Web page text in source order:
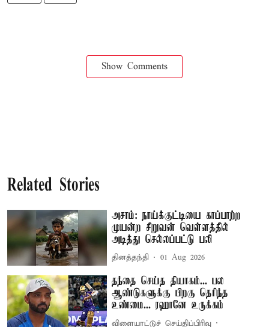
Show Comments
Related Stories
அசாம்: நாய்க்குட்டியை காப்பாற்ற
முயன்ற சிறுவன் வெள்ளத்தில்
அடித்து செல்லப்பட்டு பலி
தினத்தந்தி 01 Aug 2026
தந்தை செய்த தியாகம்... பல
ஆண்டுகளுக்கு பிறகு தெரிந்த
உண்மை... ரஹானே உருக்கம்
விளையாட்டுச் செய்திப்பிரிவு